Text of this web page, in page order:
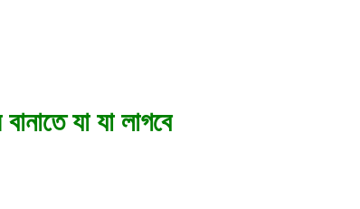
বানাতে যা যা লাগবে